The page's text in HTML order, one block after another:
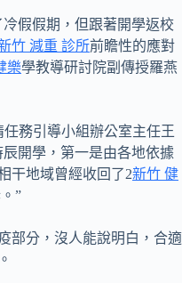
假假期，但跟著開學返校
竹 減重 診所前瞻性的應對
樂學教導研討院副傳授羅燕
務引導小組辦公室主任王
開學，第一是由各地依據
干地域曾經收回了2新竹 健
”
部分，沒人能說明白，合適